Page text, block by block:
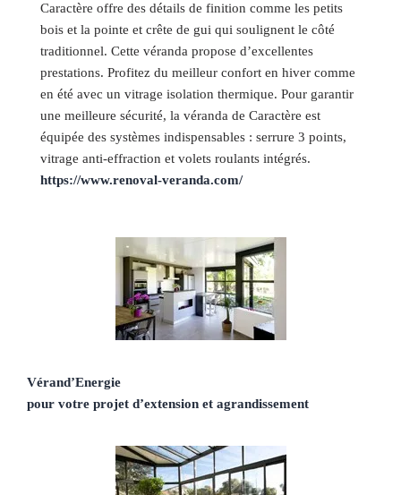
Caractère offre des détails de finition comme les petits
bois et la pointe et crête de gui qui soulignent le côté
traditionnel. Cette véranda propose d’excellentes
prestations. Profitez du meilleur confort en hiver comme
en été avec un vitrage isolation thermique. Pour garantir
une meilleure sécurité, la véranda de Caractère est
équipée des systèmes indispensables : serrure 3 points,
vitrage anti-effraction et volets roulants intégrés.
https://www.renoval-veranda.com/
Vérand’Energie
pour votre projet d’extension et agrandissement